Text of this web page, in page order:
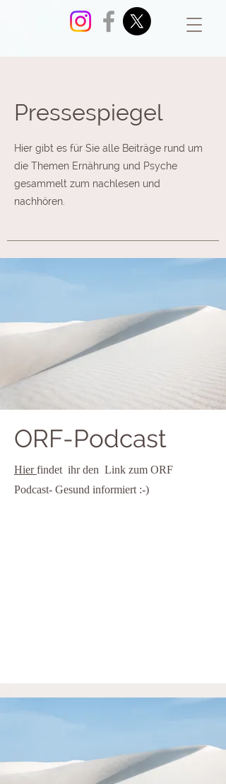
Pressespiegel
Hier gibt es für Sie alle Beiträge rund um
die Themen Ernährung und Psyche
gesammelt zum nachlesen und
nachhören.
ORF-Podcast
Hierfindet ihr den Link zum ORF
Podcast- Gesund informiert :-)